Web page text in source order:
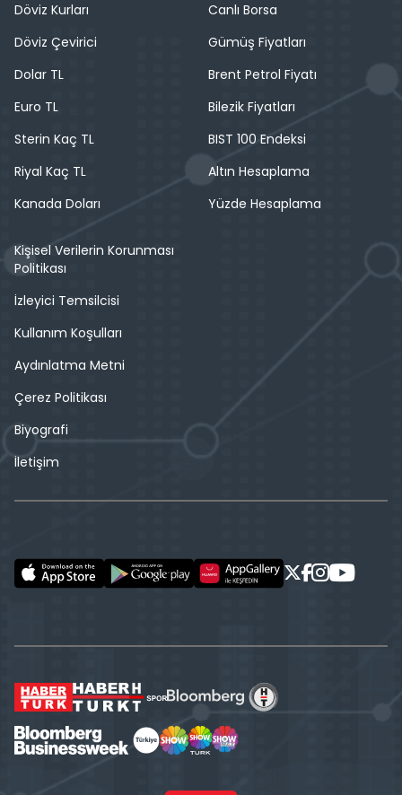
Döviz Kurları
Döviz Çevirici
Dolar TL
Euro TL
Sterin Kaç TL
Riyal Kaç TL
Kanada Doları
Canlı Borsa
Gümüş Fiyatları
Brent Petrol Fiyatı
Bilezik Fiyatları
BIST 100 Endeksi
Altın Hesaplama
Yüzde Hesaplama
Kişisel Verilerin Korunması
Politikası
İzleyici Temsilcisi
Kullanım Koşulları
Aydınlatma Metni
Çerez Politikası
Biyografi
İletişim